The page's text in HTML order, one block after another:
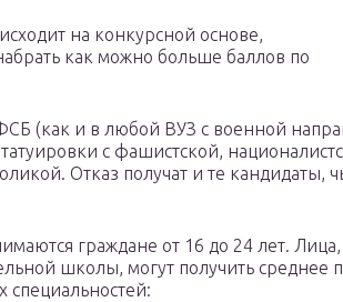
на конкурсной основе,
как можно больше баллов по
(как и в любой ВУЗ с военной
с фашистской,
Отказ получат и те кандидаты,
граждане от 16 до 24 лет.
школы, могут получить среднее
специальностей: